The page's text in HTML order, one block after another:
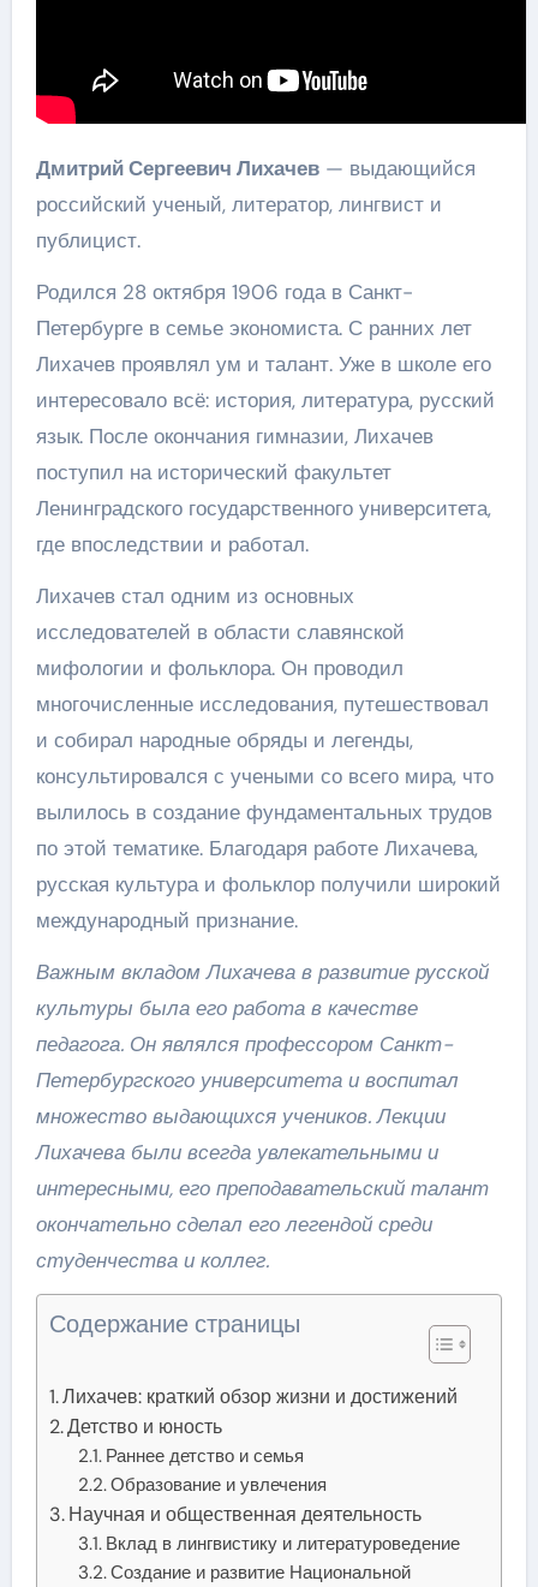
Дмитрий Сергеевич Лихачев— выдающийся
российский ученый, литератор, лингвист и
публицист.
Родился 28 октября 1906 года в Санкт-
Петербурге в семье экономиста. С ранних лет
Лихачев проявлял ум и талант. Уже в школе его
интересовало всё: история, литература, русский
язык. После окончания гимназии, Лихачев
поступил на исторический факультет
Ленинградского государственного университета,
где впоследствии и работал.
Лихачев стал одним из основных
исследователей в области славянской
мифологии и фольклора. Он проводил
многочисленные исследования, путешествовал
и собирал народные обряды и легенды,
консультировался с учеными со всего мира, что
вылилось в создание фундаментальных трудов
по этой тематике. Благодаря работе Лихачева,
русская культура и фольклор получили широкий
международный признание.
Важным вкладом Лихачева в развитие русской
культуры была его работа в качестве
педагога. Он являлся профессором Санкт-
Петербургского университета и воспитал
множество выдающихся учеников. Лекции
Лихачева были всегда увлекательными и
интересными, его преподавательский талант
окончательно сделал его легендой среди
студенчества и коллег.
Содержание страницы
Лихачев: краткий обзор жизни и достижений
Детство и юность
Раннее детство и семья
Образование и увлечения
Научная и общественная деятельность
Вклад в лингвистику и литературоведение
Создание и развитие Национальной